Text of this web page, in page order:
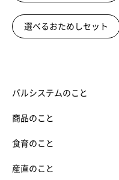
選べるおためしセット
パルシステムのこと
商品のこと
食育のこと
産直のこと